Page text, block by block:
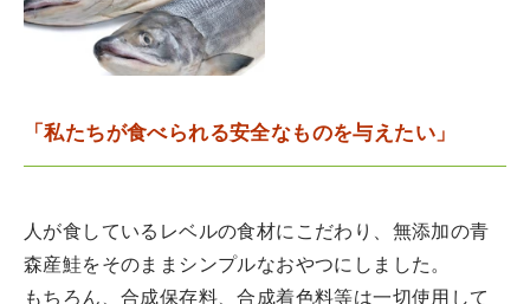
「私たちが食べられる安全なものを与えたい」
人が食しているレベルの食材にこだわり、無添加の青
森産鮭をそのままシンプルなおやつにしました。
もちろん、合成保存料、合成着色料等は一切使用して